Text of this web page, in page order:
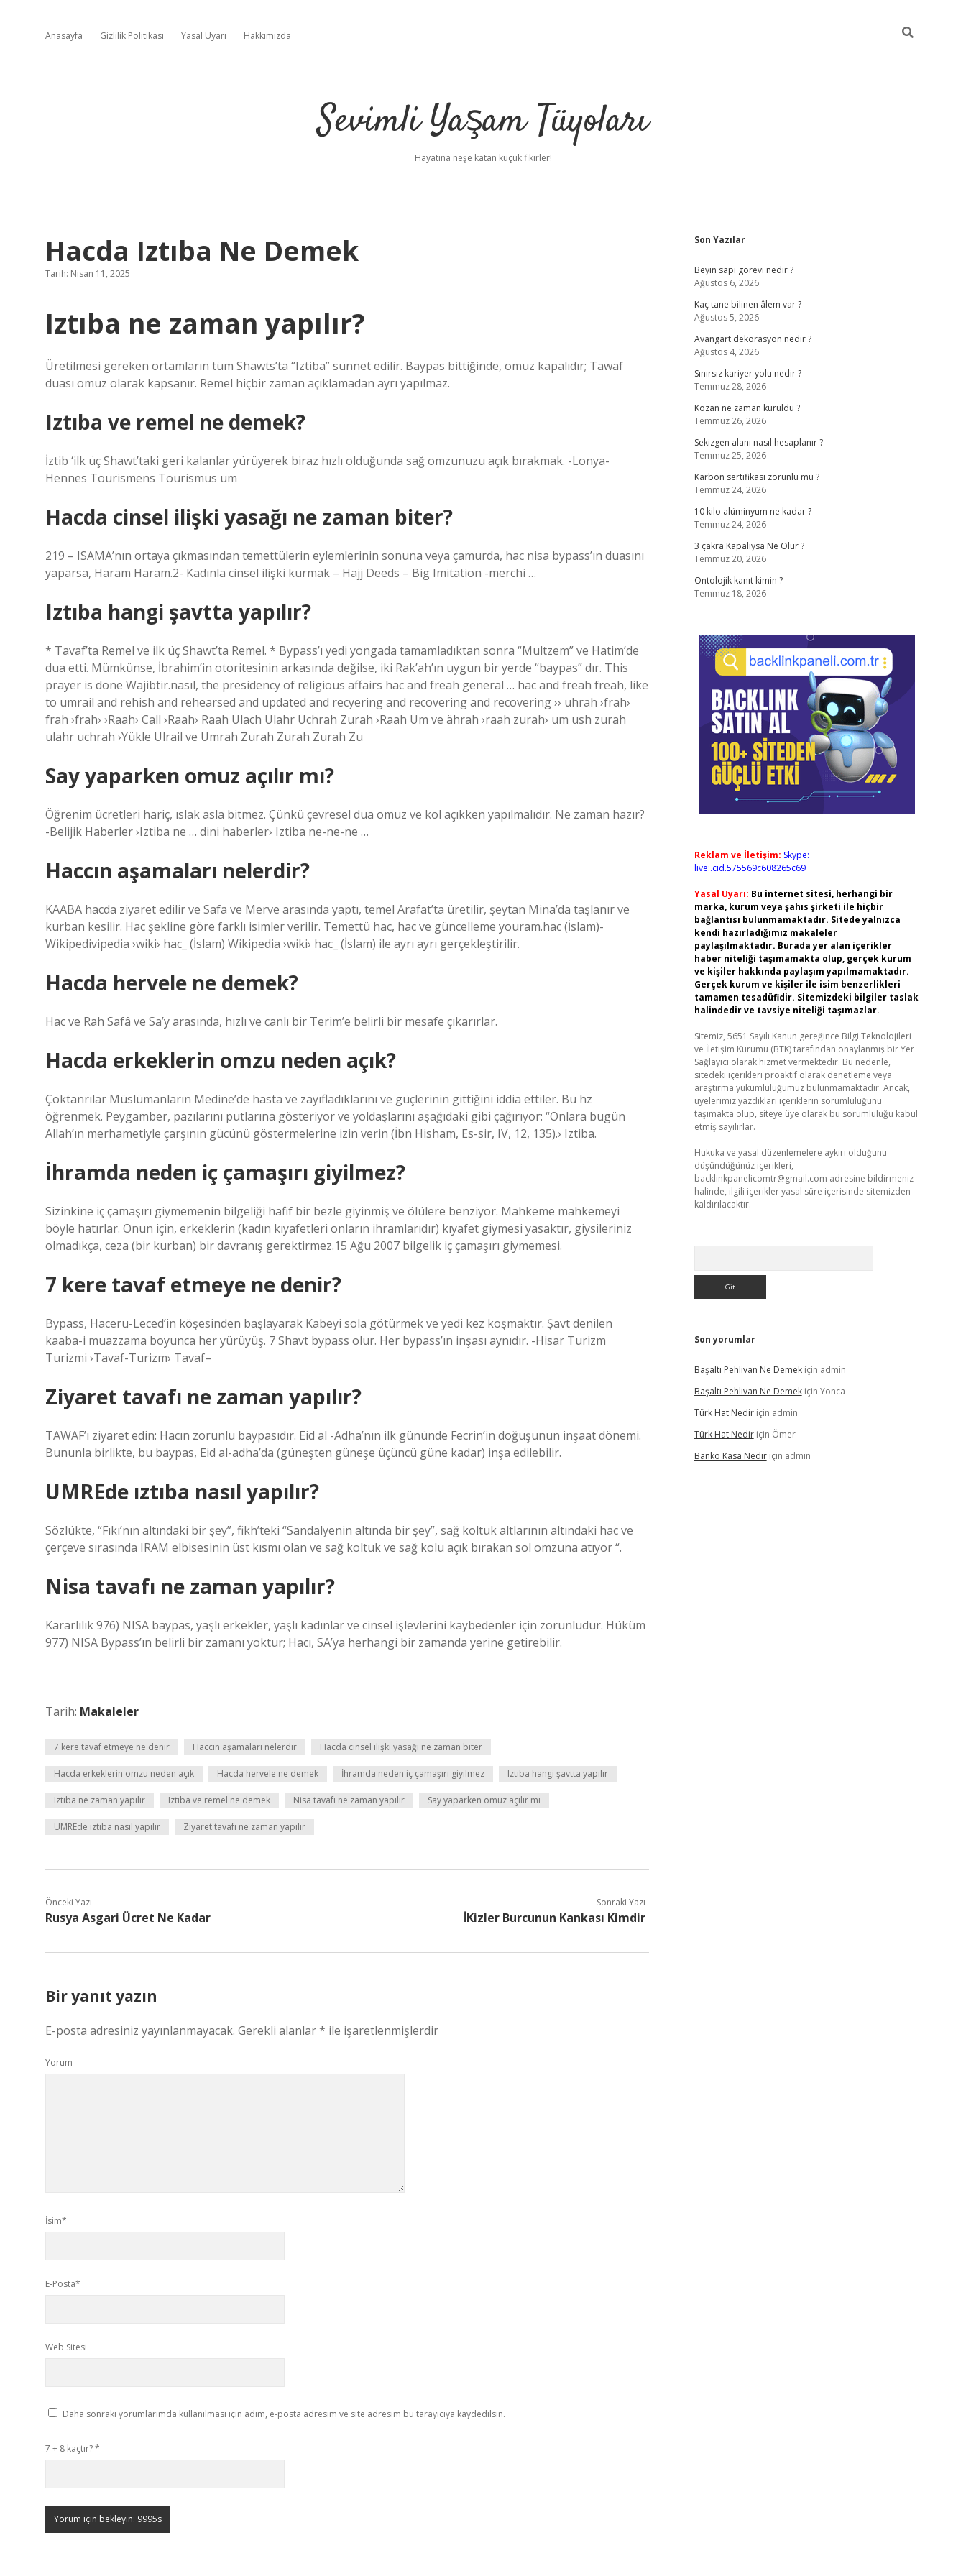
Anasayfa Gizlilik Politikası Yasal Uyarı Hakkımızda
Sevimli Yaşam Tüyoları
Hayatına neşe katan küçük fikirler!
Hacda Iztıba Ne Demek
Tarih: Nisan 11, 2025
Iztıba ne zaman yapılır?
Üretilmesi gereken ortamların tüm Shawts’ta “Iztiba” sünnet edilir. Baypas bittiğinde, omuz kapalıdır; Tawaf
duası omuz olarak kapsanır. Remel hiçbir zaman açıklamadan ayrı yapılmaz.
Iztıba ve remel ne demek?
İztib ‘ilk üç Shawt’taki geri kalanlar yürüyerek biraz hızlı olduğunda sağ omzunuzu açık bırakmak. -Lonya-
Hennes Tourismens Tourismus um
Hacda cinsel ilişki yasağı ne zaman biter?
219 – ISAMA’nın ortaya çıkmasından temettülerin eylemlerinin sonuna veya çamurda, hac nisa bypass’ın duasını
yaparsa, Haram Haram.2- Kadınla cinsel ilişki kurmak – Hajj Deeds – Big Imitation -merchi …
Iztıba hangi şavtta yapılır?
* Tavaf’ta Remel ve ilk üç Shawt’ta Remel. * Bypass’ı yedi yongada tamamladıktan sonra “Multzem” ve Hatim’de
dua etti. Mümkünse, İbrahim’in otoritesinin arkasında değilse, iki Rak’ah’ın uygun bir yerde “baypas” dır. This
prayer is done Wajibtir.nasıl, the presidency of religious affairs hac and freah general … hac and freah freah, like
to umrail and rehish and rehearsed and updated and recyering and recovering and recovering ›› uhrah ›frah›
frah ›frah› ›Raah› Call ›Raah› Raah Ulach Ulahr Uchrah Zurah ›Raah Um ve ährah ›raah zurah› um ush zurah
ulahr uchrah ›Yükle Ulrail ve Umrah Zurah Zurah Zurah Zu
Say yaparken omuz açılır mı?
Öğrenim ücretleri hariç, ıslak asla bitmez. Çünkü çevresel dua omuz ve kol açıkken yapılmalıdır. Ne zaman hazır?
-Belijik Haberler ›Iztiba ne … dini haberler› Iztiba ne-ne-ne …
Haccın aşamaları nelerdir?
KAABA hacda ziyaret edilir ve Safa ve Merve arasında yaptı, temel Arafat’ta üretilir, şeytan Mina’da taşlanır ve
kurban kesilir. Hac şekline göre farklı isimler verilir. Temettü hac, hac ve güncelleme youram.hac (İslam)-
Wikipedivipedia ›wiki› hac_ (İslam) Wikipedia ›wiki› hac_ (İslam) ile ayrı ayrı gerçekleştirilir.
Hacda hervele ne demek?
Hac ve Rah Safâ ve Sa’y arasında, hızlı ve canlı bir Terim’e belirli bir mesafe çıkarırlar.
Hacda erkeklerin omzu neden açık?
Çoktanrılar Müslümanların Medine’de hasta ve zayıfladıklarını ve güçlerinin gittiğini iddia ettiler. Bu hz
öğrenmek. Peygamber, pazılarını putlarına gösteriyor ve yoldaşlarını aşağıdaki gibi çağırıyor: “Onlara bugün
Allah’ın merhametiyle çarşının gücünü göstermelerine izin verin (İbn Hisham, Es-sir, IV, 12, 135).› Iztiba.
İhramda neden iç çamaşırı giyilmez?
Sizinkine iç çamaşırı giymemenin bilgeliği hafif bir bezle giyinmiş ve ölülere benziyor. Mahkeme mahkemeyi
böyle hatırlar. Onun için, erkeklerin (kadın kıyafetleri onların ihramlarıdır) kıyafet giymesi yasaktır, giysileriniz
olmadıkça, ceza (bir kurban) bir davranış gerektirmez.15 Ağu 2007 bilgelik iç çamaşırı giymemesi.
7 kere tavaf etmeye ne denir?
Bypass, Haceru-Leced’in köşesinden başlayarak Kabeyi sola götürmek ve yedi kez koşmaktır. Şavt denilen
kaaba-i muazzama boyunca her yürüyüş. 7 Shavt bypass olur. Her bypass’ın inşası aynıdır. -Hisar Turizm
Turizmi ›Tavaf-Turizm› Tavaf–
Ziyaret tavafı ne zaman yapılır?
TAWAF’ı ziyaret edin: Hacın zorunlu baypasıdır. Eid al -Adha’nın ilk gününde Fecrin’in doğuşunun inşaat dönemi.
Bununla birlikte, bu baypas, Eid al-adha’da (güneşten güneşe üçüncü güne kadar) inşa edilebilir.
UMREde ıztıba nasıl yapılır?
Sözlükte, “Fıkı’nın altındaki bir şey”, fikh’teki “Sandalyenin altında bir şey”, sağ koltuk altlarının altındaki hac ve
çerçeve sırasında IRAM elbisesinin üst kısmı olan ve sağ koltuk ve sağ kolu açık bırakan sol omzuna atıyor “.
Nisa tavafı ne zaman yapılır?
Kararlılık 976) NISA baypas, yaşlı erkekler, yaşlı kadınlar ve cinsel işlevlerini kaybedenler için zorunludur. Hüküm
977) NISA Bypass’ın belirli bir zamanı yoktur; Hacı, SA’ya herhangi bir zamanda yerine getirebilir.
Tarih: Makaleler
7 kere tavaf etmeye ne denir Haccın aşamaları nelerdir Hacda cinsel ilişki yasağı ne zaman biter
Hacda erkeklerin omzu neden açık Hacda hervele ne demek İhramda neden iç çamaşırı giyilmez Iztıba hangi şavtta yapılır
Iztıba ne zaman yapılır Iztıba ve remel ne demek Nisa tavafı ne zaman yapılır Say yaparken omuz açılır mı
UMREde ıztıba nasıl yapılır Ziyaret tavafı ne zaman yapılır
Önceki Yazı
Rusya Asgari Ücret Ne Kadar
Sonraki Yazı
İKizler Burcunun Kankası Kimdir
Bir yanıt yazın
E-posta adresiniz yayınlanmayacak. Gerekli alanlar* ile işaretlenmişlerdir
Yorum
İsim*
E-Posta*
Web Sitesi
Daha sonraki yorumlarımda kullanılması için adım, e-posta adresim ve site adresim bu tarayıcıya kaydedilsin.
7 + 8 kaçtır?*
Sidebar
Son Yazılar
Beyin sapı görevi nedir ?
Ağustos 6, 2026
Kaç tane bilinen âlem var ?
Ağustos 5, 2026
Avangart dekorasyon nedir ?
Ağustos 4, 2026
Sınırsız kariyer yolu nedir ?
Temmuz 28, 2026
Kozan ne zaman kuruldu ?
Temmuz 26, 2026
Sekizgen alanı nasıl hesaplanır ?
Temmuz 25, 2026
Karbon sertifikası zorunlu mu ?
Temmuz 24, 2026
10 kilo alüminyum ne kadar ?
Temmuz 24, 2026
3 çakra Kapalıysa Ne Olur ?
Temmuz 20, 2026
Ontolojik kanıt kimin ?
Temmuz 18, 2026
Reklam ve İletişim: Skype:
live:.cid.575569c608265c69
Yasal Uyarı: Bu internet sitesi, herhangi bir
marka, kurum veya şahıs şirketi ile hiçbir
bağlantısı bulunmamaktadır. Sitede yalnızca
kendi hazırladığımız makaleler
paylaşılmaktadır. Burada yer alan içerikler
haber niteliği taşımamakta olup, gerçek kurum
ve kişiler hakkında paylaşım yapılmamaktadır.
Gerçek kurum ve kişiler ile isim benzerlikleri
tamamen tesadüfidir. Sitemizdeki bilgiler taslak
halindedir ve tavsiye niteliği taşımazlar.
Sitemiz, 5651 Sayılı Kanun gereğince Bilgi Teknolojileri
ve İletişim Kurumu (BTK) tarafından onaylanmış bir Yer
Sağlayıcı olarak hizmet vermektedir. Bu nedenle,
sitedeki içerikleri proaktif olarak denetleme veya
araştırma yükümlülüğümüz bulunmamaktadır. Ancak,
üyelerimiz yazdıkları içeriklerin sorumluluğunu
taşımakta olup, siteye üye olarak bu sorumluluğu kabul
etmiş sayılırlar.
Hukuka ve yasal düzenlemelere aykırı olduğunu
düşündüğünüz içerikleri,
backlinkpanelicomtr@gmail.com adresine bildirmeniz
halinde, ilgili içerikler yasal süre içerisinde sitemizden
kaldırılacaktır.
Son yorumlar
Başaltı Pehlivan Ne Demekiçin admin
Başaltı Pehlivan Ne Demekiçin Yonca
Türk Hat Nediriçin admin
Türk Hat Nediriçin Ömer
Banko Kasa Nediriçin admin